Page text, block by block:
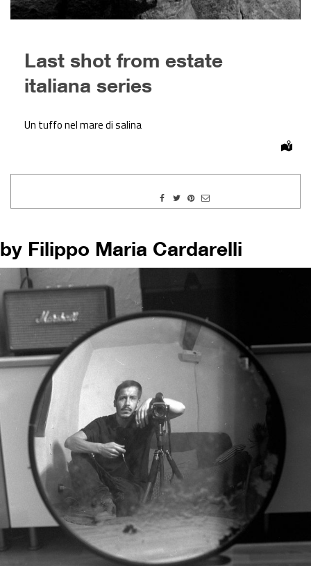
Last shot from estate
italiana series
Un tuffo nel mare di salina
by Filippo Maria Cardarelli